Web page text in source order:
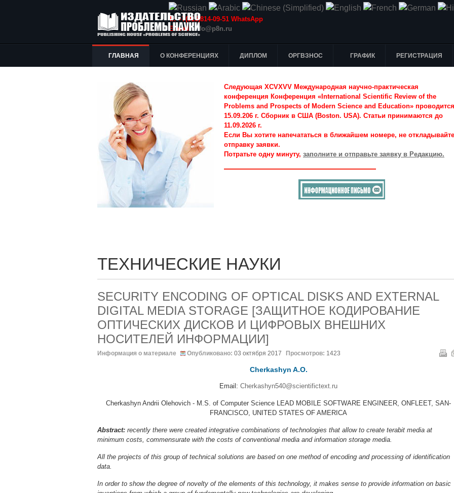
Т.: +7(915)814-09-51 WhatsApp
E-mail:info@p8n.ru
ГЛАВНАЯ О КОНФЕРЕНЦИЯХ ДИПЛОМ ОРГВЗНОС ГРАФИК РЕГИСТРАЦИЯ
Следующая XCVXVV Международная научно-практическая
конференция Конференция «International Scientific Review of the
Problems and Prospects of Modern Science and Education» проводится
15.09.206 г. Сборник в США (Boston. USA). Статьи принимаются до
11.09.2026 г.
Если Вы хотите напечататься в ближайшем номере, не откладывайте
отправку заявки.
Потратьте одну минуту, заполните и отправьте заявку в Редакцию.
ТЕХНИЧЕСКИЕ НАУКИ
SECURITY ENCODING OF OPTICAL DISKS AND EXTERNAL
DIGITAL MEDIA STORAGE [ЗАЩИТНОЕ КОДИРОВАНИЕ
ОПТИЧЕСКИХ ДИСКОВ И ЦИФРОВЫХ ВНЕШНИХ
НОСИТЕЛЕЙ ИНФОРМАЦИИ]
Информация о материале Опубликовано: 03 октября 2017 Просмотров: 1423
Cherkashyn A.O.
Email: Cherkashyn540@scientifictext.ru
Cherkashyn Andrii Olehovich - M.S. of Computer Science LEAD MOBILE SOFTWARE ENGINEER, ONFLEET, SAN-
FRANCISCO, UNITED STATES OF AMERICA
Abstract: recently there were created integrative combinations of technologies that allow to create terabit media at
minimum costs, commensurate with the costs of conventional media and information storage media.
All the projects of this group of technical solutions are based on one method of encoding and processing of identification
data.
In order to show the degree of novelty of the elements of this technology, it makes sense to provide information on basic